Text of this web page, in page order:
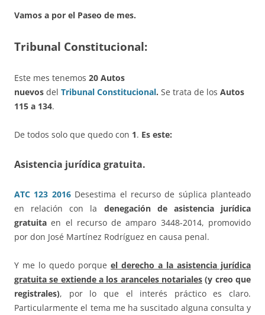
Vamos a por el Paseo de mes.
Tribunal Constitucional:
Este mes tenemos 20 Autos
nuevos del Tribunal Constitucional. Se trata de los Autos
115 a 134.
De todos solo que quedo con 1. Es este:
Asistencia jurídica gratuita.
ATC 123 2016 Desestima el recurso de súplica planteado
en relación con la denegación de asistencia jurídica
gratuita en el recurso de amparo 3448-2014, promovido
por don José Martínez Rodríguez en causa penal.
Y me lo quedo porque el derecho a la asistencia jurídica
gratuita se extiende a los aranceles notariales (y creo que
registrales), por lo que el interés práctico es claro.
Particularmente el tema me ha suscitado alguna consulta y